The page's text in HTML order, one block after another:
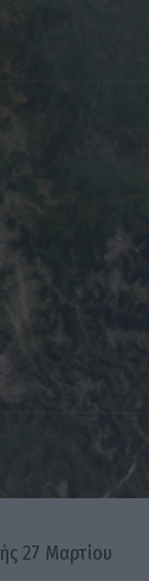
27 Μαρτίου